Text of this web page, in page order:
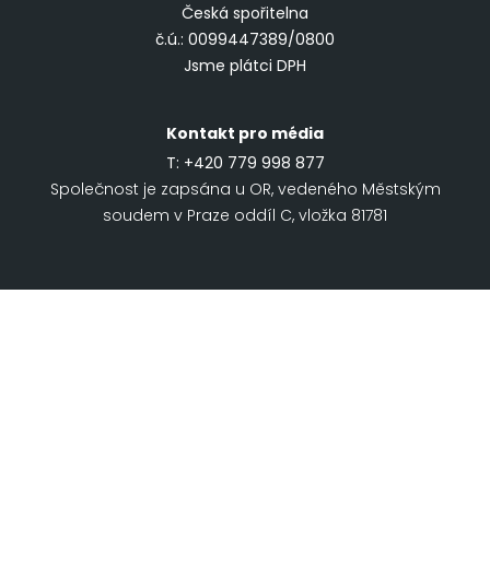
Česká spořitelna
č.ú.: 0099447389/0800
Jsme plátci DPH
Kontakt pro média
T: +420 779 998 877
Společnost je zapsána u OR, vedeného Městským
soudem v Praze oddíl C, vložka 81781